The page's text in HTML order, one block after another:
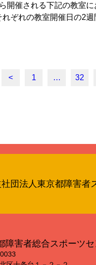
開催される下記の教室
れぞれの教室開催日の2
< 1 … 32
団法人東京都障害者
障害者総合スポーツ